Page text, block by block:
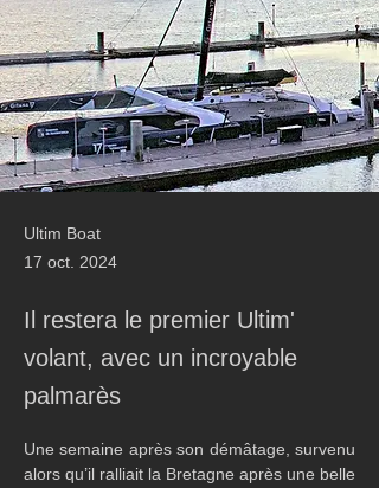
Ultim Boat
17 oct. 2024
Il restera le premier Ultim'
volant, avec un incroyable
palmarès
Une semaine après son démâtage, survenu
alors qu’il ralliait la Bretagne après une belle